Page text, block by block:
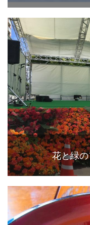
花と緑